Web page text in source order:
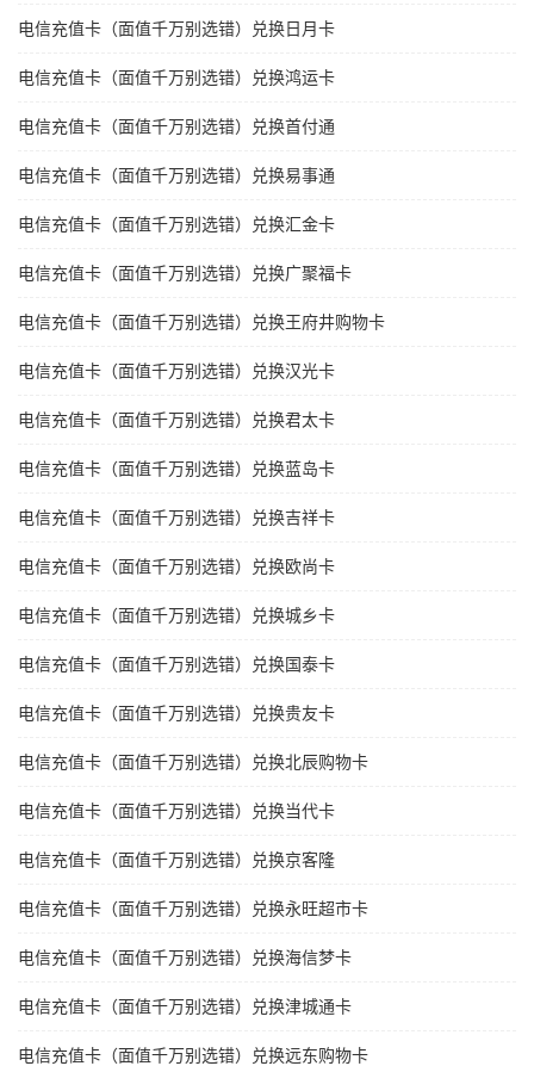
电信充值卡（面值千万别选错）兑换日月卡
电信充值卡（面值千万别选错）兑换鸿运卡
电信充值卡（面值千万别选错）兑换首付通
电信充值卡（面值千万别选错）兑换易事通
电信充值卡（面值千万别选错）兑换汇金卡
电信充值卡（面值千万别选错）兑换广聚福卡
电信充值卡（面值千万别选错）兑换王府井购物卡
电信充值卡（面值千万别选错）兑换汉光卡
电信充值卡（面值千万别选错）兑换君太卡
电信充值卡（面值千万别选错）兑换蓝岛卡
电信充值卡（面值千万别选错）兑换吉祥卡
电信充值卡（面值千万别选错）兑换欧尚卡
电信充值卡（面值千万别选错）兑换城乡卡
电信充值卡（面值千万别选错）兑换国泰卡
电信充值卡（面值千万别选错）兑换贵友卡
电信充值卡（面值千万别选错）兑换北辰购物卡
电信充值卡（面值千万别选错）兑换当代卡
电信充值卡（面值千万别选错）兑换京客隆
电信充值卡（面值千万别选错）兑换永旺超市卡
电信充值卡（面值千万别选错）兑换海信梦卡
电信充值卡（面值千万别选错）兑换津城通卡
电信充值卡（面值千万别选错）兑换远东购物卡